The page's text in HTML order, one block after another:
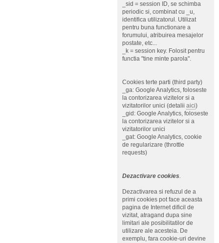
_sid = session ID, se schimba
periodic si, combinat cu _u,
identifica utilizatorul. Utilizat
pentru buna functionare a
forumului, atribuirea mesajelor
postate, etc...
_k = session key. Folosit pentru
functia "tine minte parola".
Cookies terte parti (third party)
_ga: Google Analytics, foloseste
la contorizarea vizitelor si a
vizitatorilor unici (detalii aici)
_gid: Google Analytics, foloseste
la contorizarea vizitelor si a
vizitatorilor unici
_gat: Google Analytics, cookie
de regularizare (throttle
requests)
Dezactivare cookies.
Dezactivarea si refuzul de a
primi cookies pot face aceasta
pagina de Internet dificil de
vizitat, atragand dupa sine
limitari ale posibilitatilor de
utilizare ale acesteia. De
exemplu, fara cookie-uri devine